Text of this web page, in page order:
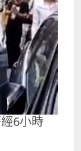
頭人的賬
人名與存入
期書寫有
等。 03、
出同一銀行
行支票，需
，不少商戶
，只收取本
，減少因餘
期方面，
括未到期
款。 一
付ldquo;肉
生接獲一名
與對象見
。 其後，該
求支付2.5
還保證
。 最終，該
號晚上約
慌張。 最
法典》規
為，可最
最普通的
實惠的雞翅
擇。 超大雞
，並且服務
並不貴，很
街rdquo;
行外賣訂
號百利新
6小時